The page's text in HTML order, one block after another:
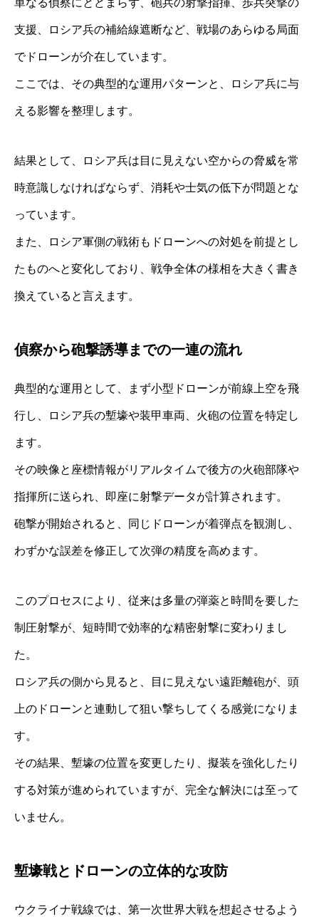
支援、ロシア兵の補給線遮断など、戦場のあらゆる局面
でドローンが介在しています。
ここでは、その典型的な運用パターンと、ロシア兵に与
える影響を整理します。
結果として、ロシア兵は目に見えない空からの脅威を常
時意識しなければならず、消耗や士気の低下が問題とな
っています。
また、ロシア軍側の戦術もドローンへの対処を前提とし
たものへと変化しており、戦争全体の様相を大きく書き
換えていると言えます。
偵察から砲撃誘導までの一連の流れ
典型的な運用として、まず小型ドローンが前線上空を飛
行し、ロシア兵の塹壕や装甲車両、火砲の位置を特定し
ます。
その映像と座標情報がリアルタイムで後方の火砲部隊や
指揮所に送られ、即座に射撃データが計算されます。
砲撃が開始されると、同じドローンが着弾点を観測し、
わずかな誤差を修正して次弾の精度を高めます。
このプロセスにより、従来は多量の弾薬と時間を要した
制圧射撃が、短時間で効率的な精密射撃に変わりまし
た。
ロシア兵の側から見ると、目に見えない遠距離砲が、頭
上のドローンと連動して狙い撃ちしてくる感覚になりま
す。
その結果、塹壕の位置を変更したり、擬装を強化したり
する対策が進められていますが、完全な解決には至って
いません。
塹壕戦とドローンの立体的な攻防
ウクライナ戦線では、第一次世界大戦を想起させるよう